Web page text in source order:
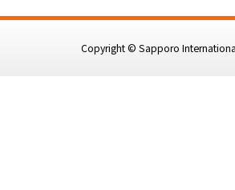
Copyright © Sapporo